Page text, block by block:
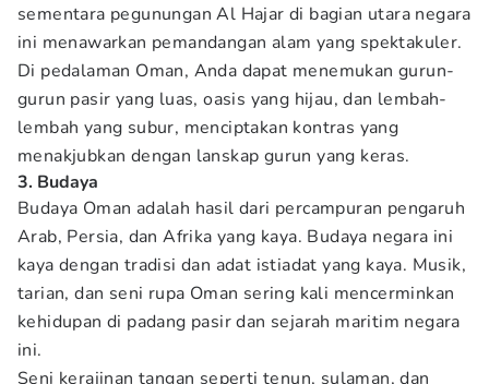
sementara pegunungan Al Hajar di bagian utara negara
ini menawarkan pemandangan alam yang spektakuler.
Di pedalaman Oman, Anda dapat menemukan gurun-
gurun pasir yang luas, oasis yang hijau, dan lembah-
lembah yang subur, menciptakan kontras yang
menakjubkan dengan lanskap gurun yang keras.
3. Budaya
Budaya Oman adalah hasil dari percampuran pengaruh
Arab, Persia, dan Afrika yang kaya. Budaya negara ini
kaya dengan tradisi dan adat istiadat yang kaya. Musik,
tarian, dan seni rupa Oman sering kali mencerminkan
kehidupan di padang pasir dan sejarah maritim negara
ini.
Seni kerajinan tangan seperti tenun, sulaman, dan